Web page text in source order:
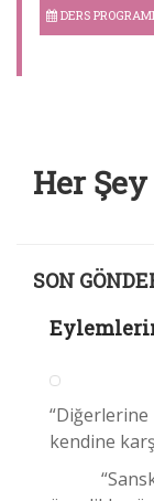
DERS
Her
SON
kendine